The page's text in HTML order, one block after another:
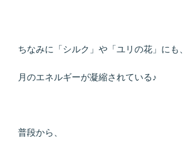
ちなみに「シルク」や「ユリの花」にも、
月のエネルギーが凝縮されている♪
普段から、